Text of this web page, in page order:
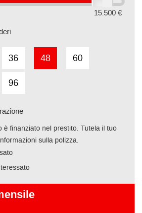
15.500 €
36 48 60
96
è finanziato nel prestito. Tutela il tuo
sulla polizza.